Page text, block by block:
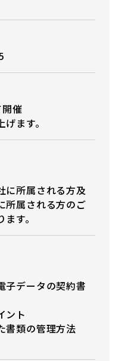
催
ます。
に所属される方及
所属される方のご
す。
子データの契約書
ント
書類の管理方法